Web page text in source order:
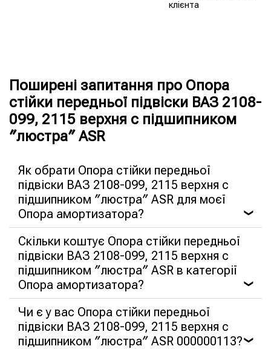
клієнта
Поширені запитання про Опора
стійки передньої підвіски ВАЗ 2108-
099, 2115 верхня c підшипником
″люстра″ ASR
Як обрати Опора стійки передньої
підвіски ВАЗ 2108-099, 2115 верхня c
підшипником ″люстра″ ASR для моєї
Опора амортизатора?
❯
Скільки коштує Опора стійки передньої
підвіски ВАЗ 2108-099, 2115 верхня c
підшипником ″люстра″ ASR в категорії
Опора амортизатора?
❯
Чи є у вас Опора стійки передньої
підвіски ВАЗ 2108-099, 2115 верхня c
підшипником ″люстра″ ASR 000000113? ❯